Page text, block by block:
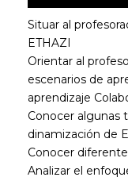
Situar al
ETHAZI
Orientar al
escenarios de
aprendizaje
Conocer algunas
dinamización de
Conocer
Analizar el